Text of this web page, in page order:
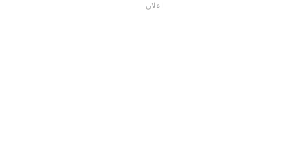
اعلان